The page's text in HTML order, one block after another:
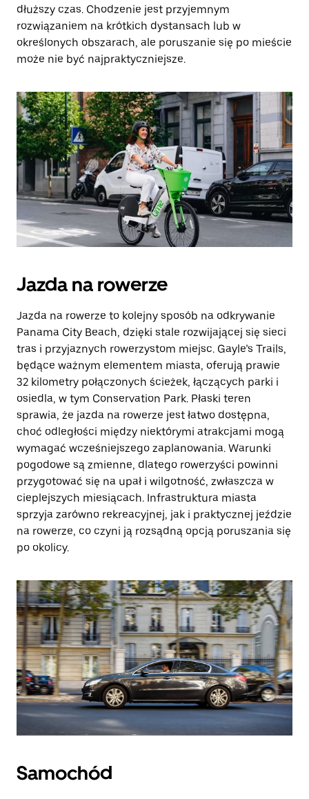
dłuższy czas. Chodzenie jest przyjemnym
rozwiązaniem na krótkich dystansach lub w
określonych obszarach, ale poruszanie się po mieście
może nie być najpraktyczniejsze.
Jazda na rowerze
Jazda na rowerze to kolejny sposób na odkrywanie
Panama City Beach, dzięki stale rozwijającej się sieci
tras i przyjaznych rowerzystom miejsc. Gayle’s Trails,
będące ważnym elementem miasta, oferują prawie
32 kilometry połączonych ścieżek, łączących parki i
osiedla, w tym Conservation Park. Płaski teren
sprawia, że jazda na rowerze jest łatwo dostępna,
choć odległości między niektórymi atrakcjami mogą
wymagać wcześniejszego zaplanowania. Warunki
pogodowe są zmienne, dlatego rowerzyści powinni
przygotować się na upał i wilgotność, zwłaszcza w
cieplejszych miesiącach. Infrastruktura miasta
sprzyja zarówno rekreacyjnej, jak i praktycznej jeździe
na rowerze, co czyni ją rozsądną opcją poruszania się
po okolicy.
Samochód